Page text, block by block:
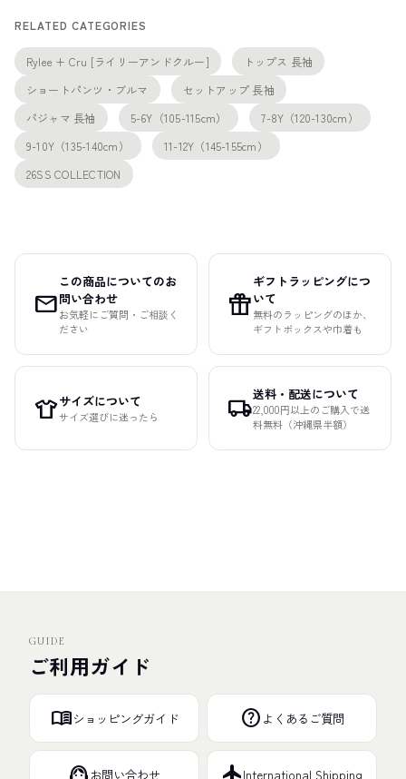
RELATED CATEGORIES
Rylee + Cru [ライリーアンドクルー]
トップス 長袖
ショートパンツ・ブルマ
セットアップ 長袖
パジャマ 長袖
5-6Y（105-115cm）
7-8Y（120-130cm）
9-10Y（135-140cm）
11-12Y（145-155cm）
26SS COLLECTION
mail
この商品についてのお
問い合わせ
お気軽にご質問・ご相談く
ださい
featured_seasonal_and_gifts
ギフトラッピングにつ
いて
無料のラッピングのほか、
ギフトボックスや巾着も
apparelサイズについて
サイズ選びに迷ったら local_shipping送料・配送について
22,000円以上のご購入で送
料無料（沖縄県半額）
GUIDE
ご利用ガイド
menu_bookショッピングガイド help よくあるご質問
お問い合わせ International Shipping